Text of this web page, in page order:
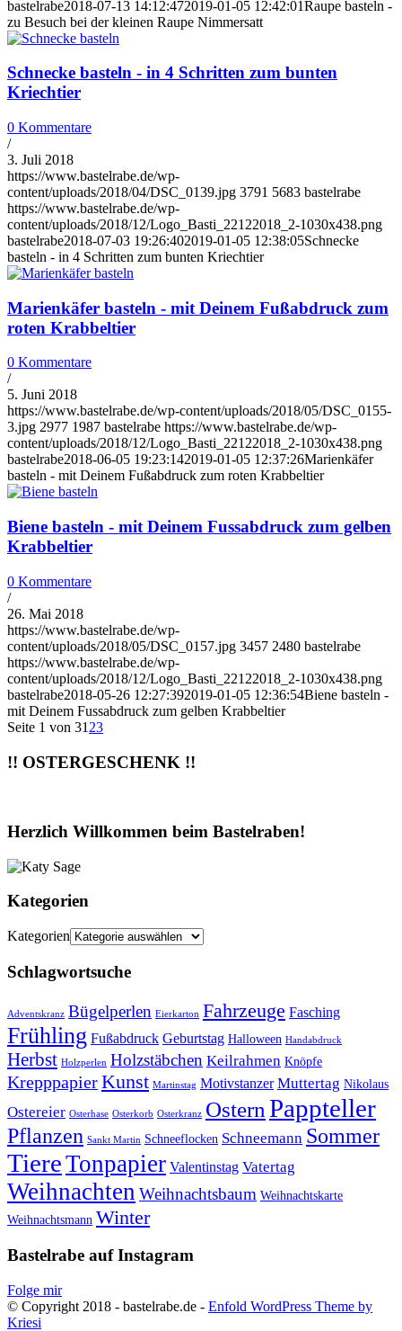
bastelrabe2018-07-13 14:12:472019-01-05 12:42:01Raupe basteln -
zu Besuch bei der kleinen Raupe Nimmersatt
Schnecke basteln - in 4 Schritten zum bunten
Kriechtier
0 Kommentare
/
3. Juli 2018
https://www.bastelrabe.de/wp-
content/uploads/2018/04/DSC_0139.jpg 3791 5683 bastelrabe
https://www.bastelrabe.de/wp-
content/uploads/2018/12/Logo_Basti_22122018_2-1030x438.png
bastelrabe2018-07-03 19:26:402019-01-05 12:38:05Schnecke
basteln - in 4 Schritten zum bunten Kriechtier
Marienkäfer basteln - mit Deinem Fußabdruck zum
roten Krabbeltier
0 Kommentare
/
5. Juni 2018
https://www.bastelrabe.de/wp-content/uploads/2018/05/DSC_0155-
3.jpg 2977 1987 bastelrabe https://www.bastelrabe.de/wp-
content/uploads/2018/12/Logo_Basti_22122018_2-1030x438.png
bastelrabe2018-06-05 19:23:142019-01-05 12:37:26Marienkäfer
basteln - mit Deinem Fußabdruck zum roten Krabbeltier
Biene basteln - mit Deinem Fussabdruck zum gelben
Krabbeltier
0 Kommentare
/
26. Mai 2018
https://www.bastelrabe.de/wp-
content/uploads/2018/05/DSC_0157.jpg 3457 2480 bastelrabe
https://www.bastelrabe.de/wp-
content/uploads/2018/12/Logo_Basti_22122018_2-1030x438.png
bastelrabe2018-05-26 12:27:392019-01-05 12:36:54Biene basteln -
mit Deinem Fussabdruck zum gelben Krabbeltier
Seite 1 von 31 23
!! OSTERGESCHENK !!
Herzlich Willkommen beim Bastelraben!
Kategorien
Kategorien
Schlagwortsuche
Adventskranz Bügelperlen Eierkarton Fahrzeuge Fasching
Frühling Fußabdruck Geburtstag Halloween Handabdruck
Herbst Holzperlen Holzstäbchen Keilrahmen Knöpfe
KrepppapierKunst Martinstag Motivstanzer Muttertag Nikolaus
Ostereier Osterhase Osterkorb Osterkranz Ostern Pappteller
Pflanzen Sankt Martin Schneeflocken Schneemann Sommer
TiereTonpapier Valentinstag Vatertag
Weihnachten Weihnachtsbaum Weihnachtskarte
Weihnachtsmann Winter
Bastelrabe auf Instagram
Folge mir
© Copyright 2018 - bastelrabe.de - Enfold WordPress Theme by
Kriesi